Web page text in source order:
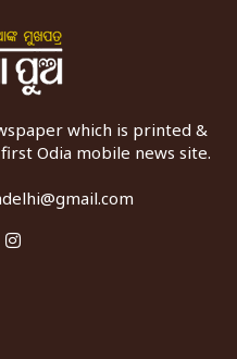
which is printed &
Odia mobile news site.